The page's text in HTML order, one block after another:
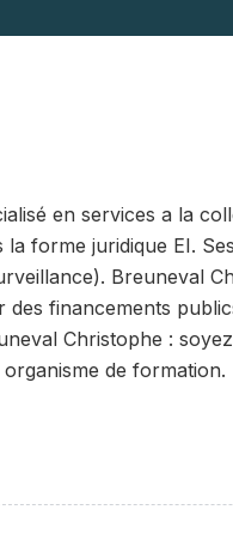
en services a la
forme juridique EI.
Breuneval
financements
Christophe :
de formation.